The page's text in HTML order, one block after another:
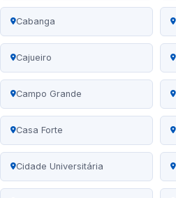
Cabanga
Cajueiro
Campo Grande
Casa Forte
Cidade Universitária